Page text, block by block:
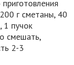
г сметаны, 40
1 пучок
смешать,
2-3